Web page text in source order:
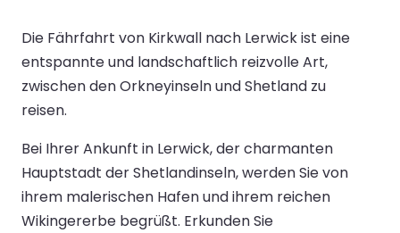
Die Fährfahrt von Kirkwall nach Lerwick ist eine
entspannte und landschaftlich reizvolle Art,
zwischen den Orkneyinseln und Shetland zu
reisen.
Bei Ihrer Ankunft in Lerwick, der charmanten
Hauptstadt der Shetlandinseln, werden Sie von
ihrem malerischen Hafen und ihrem reichen
Wikingererbe begrüßt. Erkunden Sie